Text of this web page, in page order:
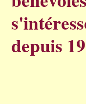
depuis